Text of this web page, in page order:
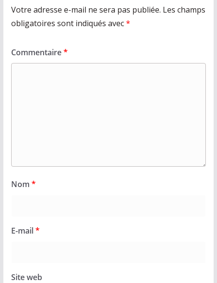
Votre adresse e-mail ne sera pas publiée. Les champs
obligatoires sont indiqués avec*
Commentaire*
Nom *
E-mail*
Site web